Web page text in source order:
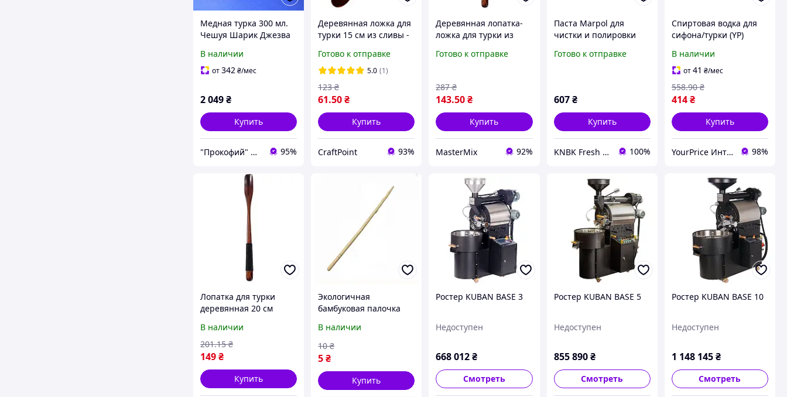
Медная турка 300 мл.
Чешуя Шарик Джезва
В наличии
от342₴/мес
2 049₴
Купить
"Прокофий" Магазин кофейных аксессуаров 95%
Деревянная ложка для
турки 15 см из сливы -
для приготовления
кофе
Готово к отправке
5.0 (1)
61.50₴
123 ₴
Купить
CraftPoint 93%
Деревянная лопатка-
ложка для турки из
длиной 20 см для
приготовления кофе
Готово к отправке
143.50₴
287 ₴
Купить
MasterMix 92%
Паста Marpol для
чистки и полировки
грамм
Готово к отправке
607 ₴
Купить
KNBK Fresh Roasted Coffee & Accessories store 100%
Спиртовая водка для
сифона/турки (YP)
В наличии
от41 ₴/мес
414₴
558.90 ₴
Купить
YourPrice Интернет-магазин для всей семьи! 98%
Лопатка для турки
деревянная 20 см
В наличии
149₴
201.15 ₴
Купить
Экологичная
бамбуковая палочка
перемешивания и
подачи напитков
стильный аксессуар
В наличии
5₴
10 ₴
Купить
Ростер KUBAN BASE 3
Недоступен
668 012₴
Смотреть
Ростер KUBAN BASE 5
Недоступен
855 890 ₴
Смотреть
Ростер KUBAN BASE 10
Недоступен
1 148 145₴
Смотреть